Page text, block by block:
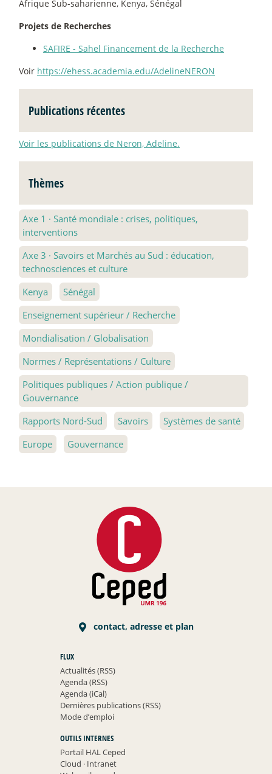
Afrique Sub-saharienne, Kenya, Sénégal
Projets de Recherches
SAFIRE - Sahel Financement de la Recherche
Voir https://ehess.academia.edu/AdelineNERON
Publications récentes
Voir les publications de Neron, Adeline.
Thèmes
Axe 1 · Santé mondiale : crises, politiques,
interventions
Axe 3 · Savoirs et Marchés au Sud : éducation,
technosciences et culture
Kenya
Sénégal
Enseignement supérieur / Recherche
Mondialisation / Globalisation
Normes / Représentations / Culture
Politiques publiques / Action publique /
Gouvernance
Rapports Nord-Sud
Savoirs
Systèmes de santé
Europe
Gouvernance
contact, adresse et plan
FLUX
Actualités (RSS)
Agenda (RSS)
Agenda (iCal)
Dernières publications (RSS)
Mode d’emploi
OUTILS INTERNES
Portail HAL Ceped
Cloud ·Intranet